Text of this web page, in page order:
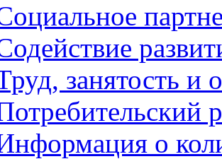
занятость и
о